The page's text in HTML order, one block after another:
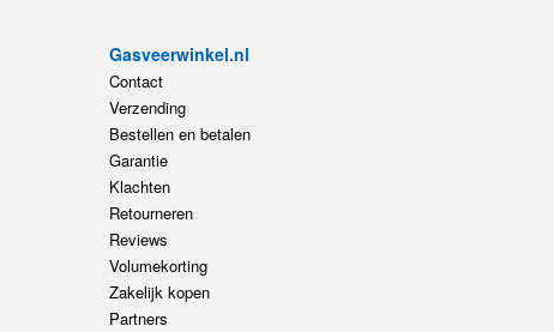
Gasveerwinkel.nl
Contact
Verzending
Bestellen en betalen
Garantie
Klachten
Retourneren
Reviews
Volumekorting
Zakelijk kopen
Partners